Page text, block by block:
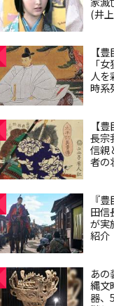
(井
【
「
人
時系
【
長宗
信親
者の
『
田信
が実
紹介
あの
縄文
器、